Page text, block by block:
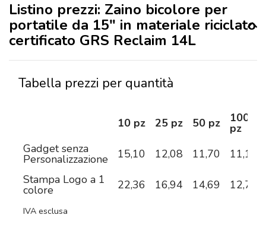
Listino prezzi: Zaino bicolore per
portatile da 15″ in materiale riciclato
certificato GRS Reclaim 14L
Tabella prezzi per quantità
10 pz 25 pz 50 pz 100
pz
Gadget senza
Personalizzazione 15,10 12,08 11,70
11,10
Stampa Logo a 1
colore 22,36 16,94 14,69 12,71
IVA esclusa